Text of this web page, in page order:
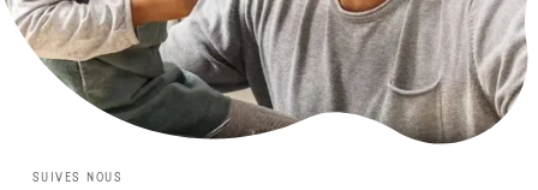
SUIVES NOUS